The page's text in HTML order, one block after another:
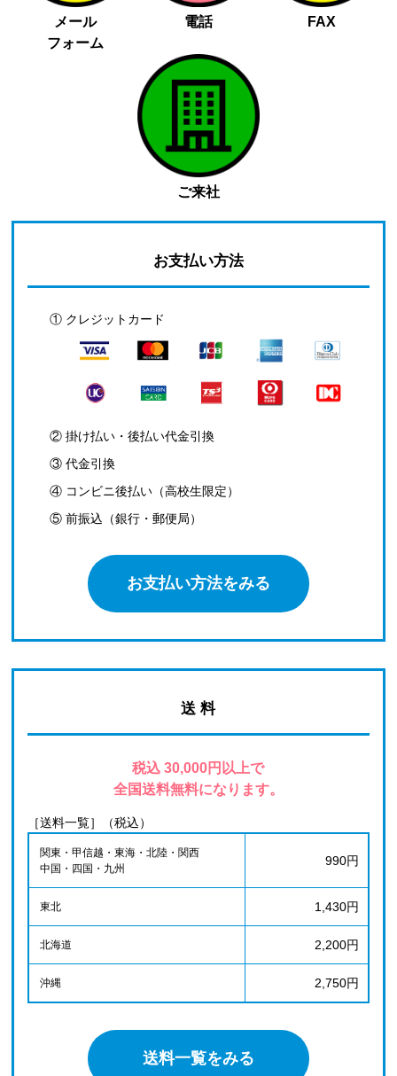
メール
フォーム
電話 FAX
ご来社
お支払い方法
① クレジットカード
② 掛け払い・後払い代金引換
③ 代金引換
④ コンビニ後払い（高校生限定）
⑤ 前振込（銀行・郵便局）
お支払い方法をみる
送 料
税込 30,000円以上で
全国送料無料になります。
［送料一覧］（税込）
関東・甲信越・東海・北陸・関西
中国・四国・九州
990円
東北 1,430円
北海道 2,200円
沖縄 2,750円
送料一覧をみる